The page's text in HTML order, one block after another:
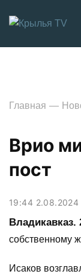
Главная
Врио
пост
19:44 2.08.2024
Владикавказ.
собственному
Исаков